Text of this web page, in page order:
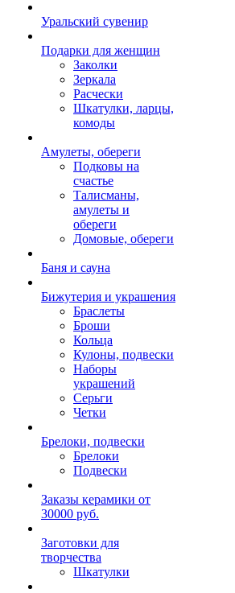
Уральский сувенир
Подарки для женщин
Заколки
Зеркала
Расчески
Шкатулки, ларцы,
комоды
Амулеты, обереги
Подковы на
счастье
Талисманы,
амулеты и
обереги
Домовые, обереги
Баня и сауна
Бижутерия и украшения
Браслеты
Броши
Кольца
Кулоны, подвески
Наборы
украшений
Серьги
Четки
Брелоки, подвески
Брелоки
Подвески
Заказы керамики от
30000 руб.
Заготовки для
творчества
Шкатулки